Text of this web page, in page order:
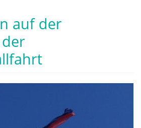
auf der